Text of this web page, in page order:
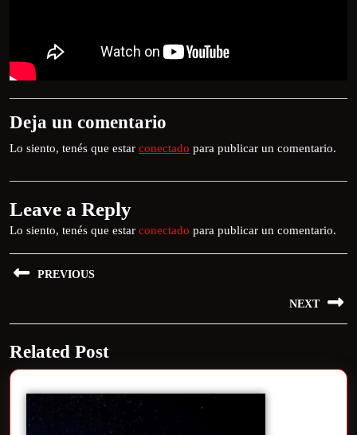
Deja un comentario
Lo siento, tenés que estar conectado para publicar un comentario.
Leave a Reply
Lo siento, tenés que estar conectado para publicar un comentario.
PREVIOUS
NEXT
Related Post